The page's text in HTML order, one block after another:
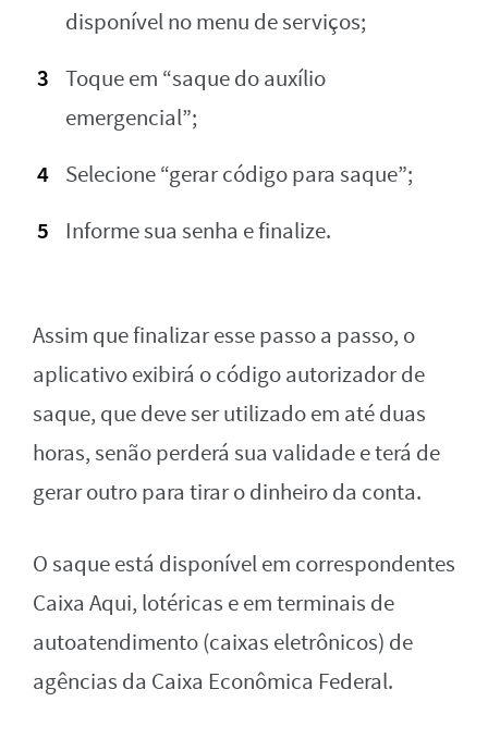
disponível no menu de serviços;
Toque em “saque do auxílio
emergencial”;
Selecione “gerar código para saque”;
Informe sua senha e finalize.
Assim que finalizar esse passo a passo, o
aplicativo exibirá o código autorizador de
saque, que deve ser utilizado em até duas
horas, senão perderá sua validade e terá de
gerar outro para tirar o dinheiro da conta.
O saque está disponível em correspondentes
Caixa Aqui, lotéricas e em terminais de
autoatendimento (caixas eletrônicos) de
agências da Caixa Econômica Federal.